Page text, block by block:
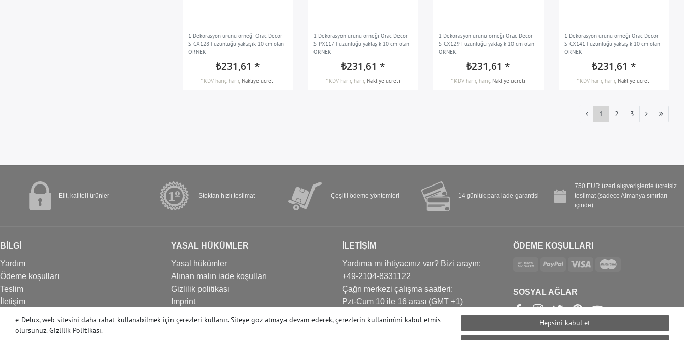
1 Dekorasyon ürünü örneği Orac Decor
S-CX128 | uzunluğu yaklaşık 10 cm olan
ÖRNEK
₺231,61 *
* KDV hariçhariç Nakliye ücreti
1 Dekorasyon ürünü örneği Orac Decor
S-PX117 | uzunluğu yaklaşık 10 cm olan
ÖRNEK
₺231,61 *
* KDV hariç hariç Nakliye ücreti
1 Dekorasyon ürünü örneği Orac Decor
S-CX129 | uzunluğu yaklaşık 10 cm olan
ÖRNEK
₺231,61 *
* KDV hariç hariç Nakliye ücreti
1 Dekorasyon ürünü örneği Orac Decor
S-CX141 | uzunluğu yaklaşık 10 cm olan
ÖRNEK
₺231,61 *
* KDV hariçhariç Nakliye ücreti
1 2 3
Elit, kaliteli ürünler Stoktan hızlı teslimat Çeşitli ödeme yöntemleri 14 günlük para iade garantisi
750 EUR üzeri alışverişlerde ücretsiz
teslimat (sadece Almanya sınırları
içinde)
BİLGİ
Yardım
Ödeme koşulları
Teslim
İletişim
YASAL HÜKÜMLER
Yasal hükümler
Alınan malın iade koşulları
Gizlilik politikası
Imprint
İLETIŞIM
Yardıma mı ihtiyacınız var? Bizi arayın:
+49-2104-8331122
Çağrı merkezi çalışma saatleri:
Pzt-Cum 10 ile 16 arası (GMT +1)
Е-posta: info@profhome-shop.com
ÖDEME KOŞULLARI
SOSYAL AĞLAR
e-Delux, web sitesini daha rahat kullanabilmek için çerezleri kullanır. Siteye göz atmaya devam ederek, çerezlerin kullanìmìnì kabul etmis
olursunuz.Gizlilik Politikası.
Hepsini kabul et